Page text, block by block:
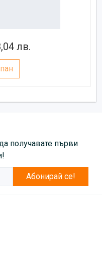
лв.
получавате първи
Абонирай се!